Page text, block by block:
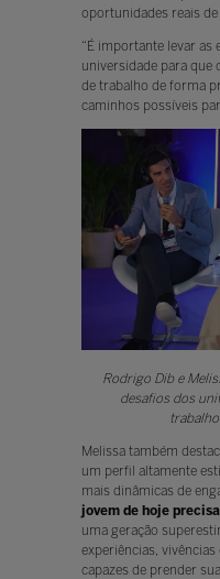
oportunidades reais
“É importante levar as
universidade para que
de trabalho de forma
caminhos possíveis
Rodrigo Dib e
desafios dos
Melissa também
um perfil altamente
mais dinâmicas de
jovem de hoje
uma geração
experiências,
capazes de prender